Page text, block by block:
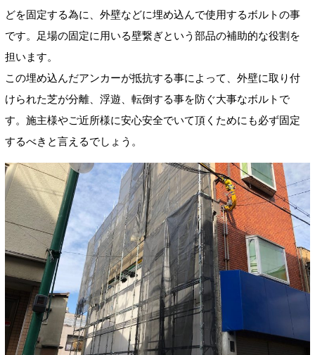
どを固定する為に、外壁などに埋め込んで使用するボルトの事
です。足場の固定に用いる壁繋ぎという部品の補助的な役割を
担います。
この埋め込んだアンカーが抵抗する事によって、外壁に取り付
けられた芝が分離、浮遊、転倒する事を防ぐ大事なボルトで
す。施主様やご近所様に安心安全でいて頂くためにも必ず固定
するべきと言えるでしょう。